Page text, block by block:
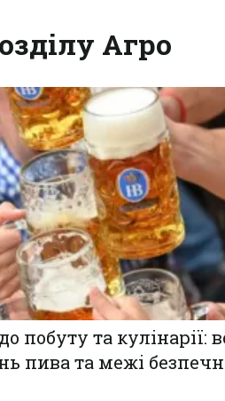
Агро
побуту та кулінарії:
пива та межі